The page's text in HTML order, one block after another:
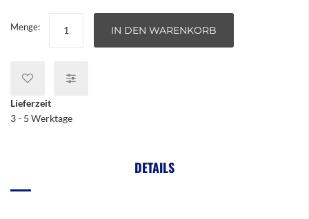
Menge: IN DEN WARENKORB
Lieferzeit
3 - 5 Werktage
DETAILS